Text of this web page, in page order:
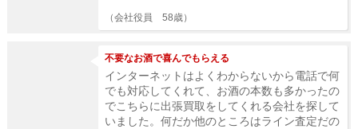
（会社役員 58歳）
不要なお酒で喜んでもらえる
インターネットはよくわからないから電話で何
でも対応してくれて、お酒の本数も多かったの
でこちらに出張買取をしてくれる会社を探して
いました。何だか他のところはライン査定だの